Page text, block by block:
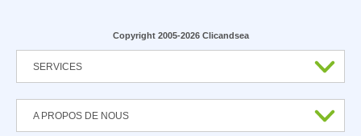
Copyright 2005-2026 Clicandsea
SERVICES
A PROPOS DE NOUS